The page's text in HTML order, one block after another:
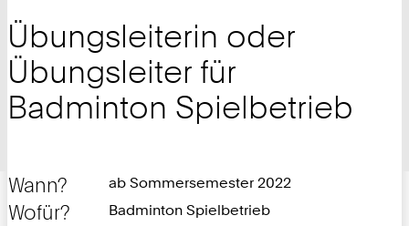
Übungsleiterin oder
Übungsleiter für
Badminton Spielbetrieb
Wann? ab Sommersemester 2022
Wofür? Badminton Spielbetrieb